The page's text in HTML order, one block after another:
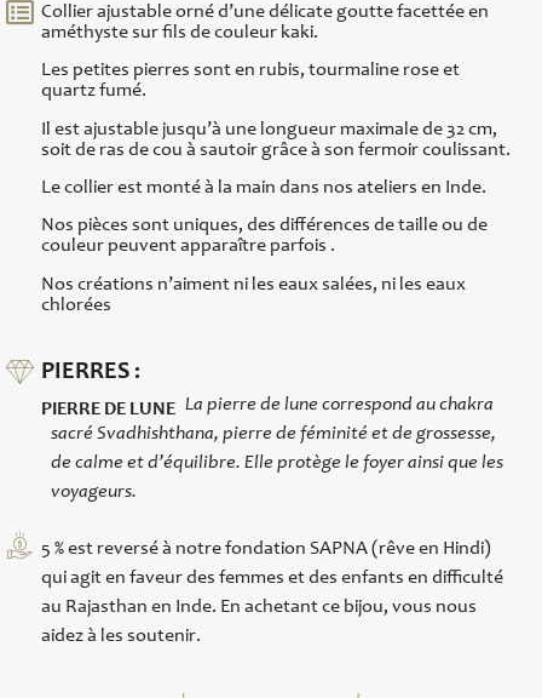
Collier ajustable orné d’une délicate goutte facettée en
améthyste sur fils de couleur kaki.
Les petites pierres sont en rubis, tourmaline rose et
quartz fumé.
Il est ajustable jusqu’à une longueur maximale de 32 cm,
soit de ras de cou à sautoir grâce à son fermoir coulissant.
Le collier est monté à la main dans nos ateliers en Inde.
Nos pièces sont uniques, des différences de taille ou de
couleur peuvent apparaître parfois .
Nos créations n’aiment ni les eaux salées, ni les eaux
chlorées
PIERRES :
PIERRE DE LUNE La pierre de lune correspond au chakra
sacré Svadhishthana, pierre de féminité et de grossesse,
de calme et d’équilibre. Elle protège le foyer ainsi que les
voyageurs.
5 % est reversé à notre fondation SAPNA (rêve en Hindi)
qui agit en faveur des femmes et des enfants en difficulté
au Rajasthan en Inde. En achetant ce bijou, vous nous
aidez à les soutenir.